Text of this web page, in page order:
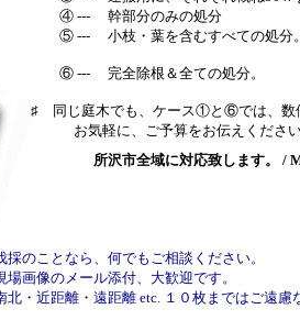
④ --- 幹部分のみの処分
⑤ --- 小枝・葉を含むすべての処分
⑥ --- 完全除根＆全ての処分。
♯ 同じ庭木でも、ケース①と⑥では、数
お気軽に、ご予算をお伝えくださ
採のことなら、何でもご相談ください。
場画像のメール添付、大歓迎です。
北・近距離・遠距離 etc. １０枚まではご遠慮
所沢市全域に対応致します。 /